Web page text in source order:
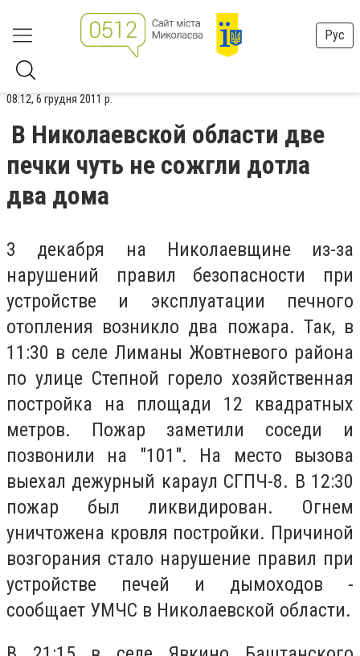
Рус
08:12, 6 грудня 2011 р.
В Николаевской области две
печки чуть не сожгли дотла
два дома
3 декабря на Николаевщине из-за
нарушений правил безопасности при
устройстве и эксплуатации печного
отопления возникло два пожара. Так, в
11:30 в селе Лиманы Жовтневого района
по улице Степной горело хозяйственная
постройка на площади 12 квадратных
метров. Пожар заметили соседи и
позвонили на "101". На место вызова
выехал дежурный караул СГПЧ-8. В 12:30
пожар был ликвидирован. Огнем
уничтожена кровля постройки. Причиной
возгорания стало нарушение правил при
устройстве печей и дымоходов -
сообщает УМЧС в Николаевской области.